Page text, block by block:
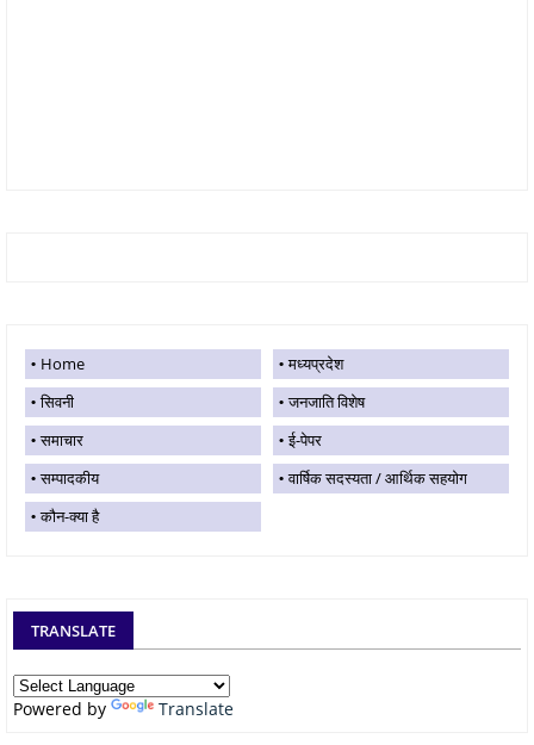
Home
मध्यप्रदेश
सिवनी
जनजाति विशेष
समाचार
ई-पेपर
सम्पादकीय
वार्षिक सदस्यता / आर्थिक सहयोग
कौन-क्या है
TRANSLATE
Powered by Translate